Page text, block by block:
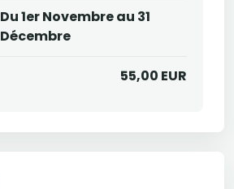
Du 1er Novembre au 31
Décembre
55,00 EUR